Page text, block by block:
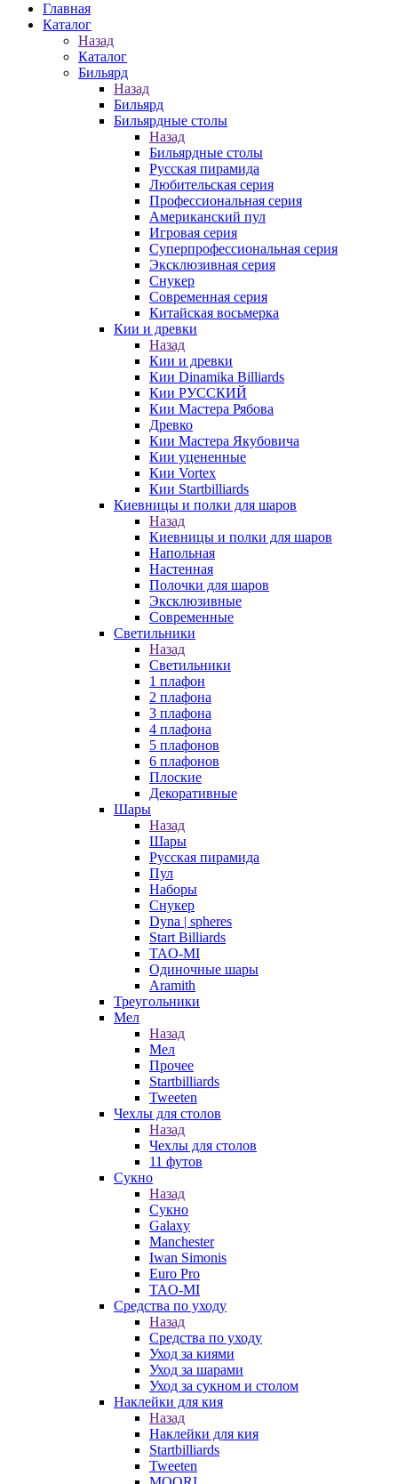
Главная
Каталог
Назад
Каталог
Бильярд
Назад
Бильярд
Бильярдные столы
Назад
Бильярдные столы
Русская пирамида
Любительская серия
Профессиональная серия
Американский пул
Игровая серия
Суперпрофессиональная серия
Эксклюзивная серия
Снукер
Современная серия
Китайская восьмерка
Кии и древки
Назад
Кии и древки
Кии Dinamika Billiards
Кии РУССКИЙ
Кии Мастера Рябова
Древко
Кии Мастера Якубовича
Кии уцененные
Кии Vortex
Кии Startbilliards
Киевницы и полки для шаров
Назад
Киевницы и полки для шаров
Напольная
Настенная
Полочки для шаров
Эксклюзивные
Современные
Светильники
Назад
Светильники
1 плафон
2 плафона
3 плафона
4 плафона
5 плафонов
6 плафонов
Плоские
Декоративные
Шары
Назад
Шары
Русская пирамида
Пул
Наборы
Снукер
Dyna | spheres
Start Billiards
TAO-MI
Одиночные шары
Aramith
Треугольники
Мел
Назад
Мел
Прочее
Startbilliards
Tweeten
Чехлы для столов
Назад
Чехлы для столов
11 футов
Сукно
Назад
Сукно
Galaxy
Manchester
Iwan Simonis
Euro Pro
TAO-MI
Средства по уходу
Назад
Средства по уходу
Уход за киями
Уход за шарами
Уход за сукном и столом
Наклейки для кия
Назад
Наклейки для кия
Startbilliards
Tweeten